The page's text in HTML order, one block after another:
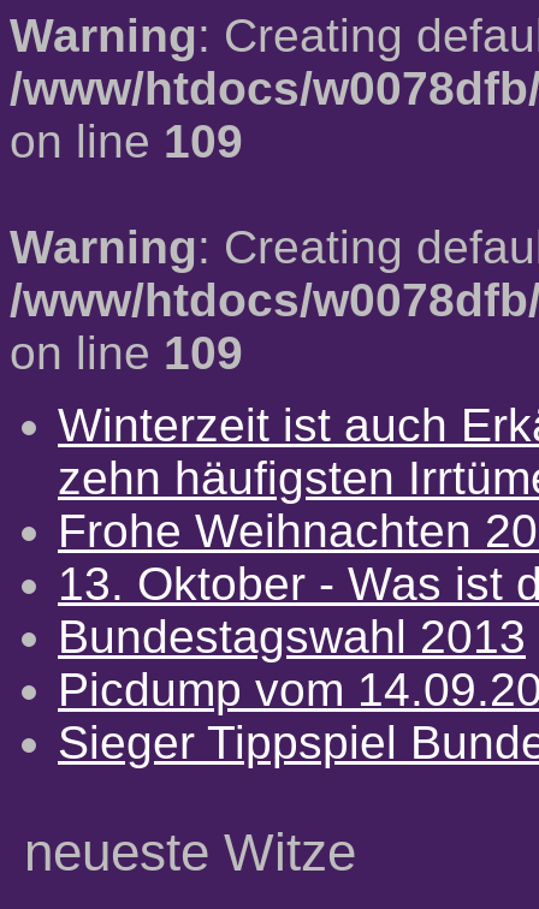
Warning: Creating
/www/htdocs/
on line 109
Warning: Creating
/www/htdocs/
on line 109
Winterzeit ist auch
zehn häufigsten
Frohe Weihnachten
13. Oktober - Was ist
Bundestagswahl 2013
Picdump vom
Sieger Tippspiel
neueste Witze